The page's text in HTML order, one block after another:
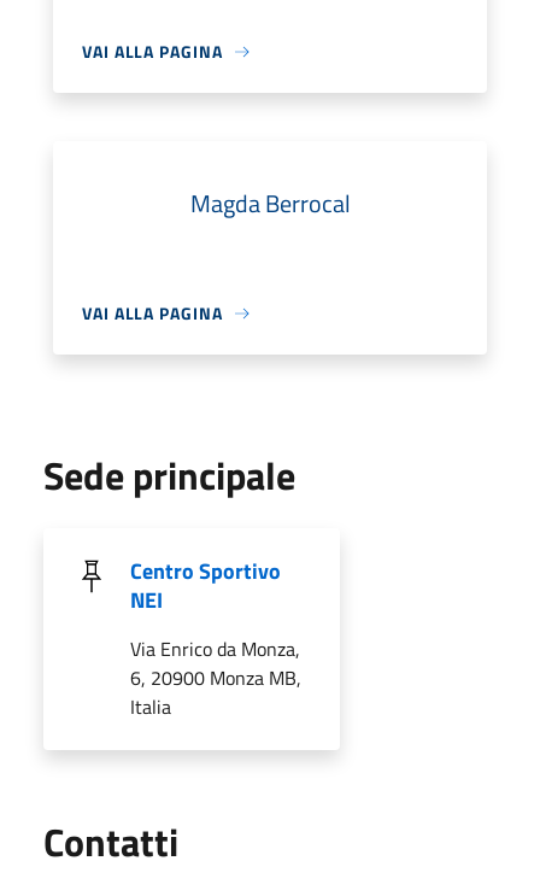
VAI ALLA PAGINA
Magda Berrocal
VAI ALLA PAGINA
Sede principale
Centro Sportivo
NEI
Via Enrico da Monza,
6, 20900 Monza MB,
Italia
Contatti